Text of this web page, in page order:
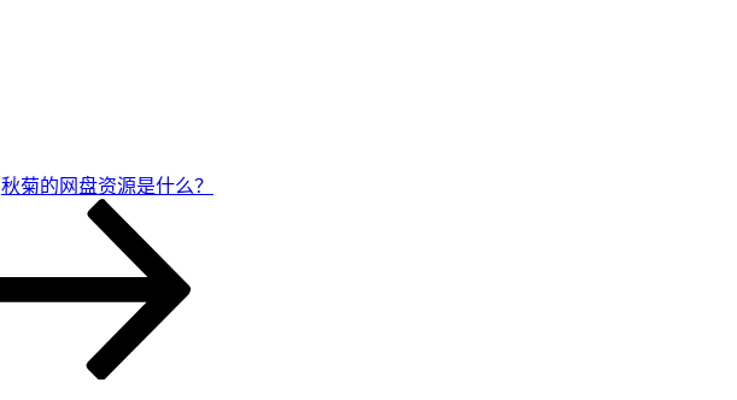
秋菊的网盘资源是什么？